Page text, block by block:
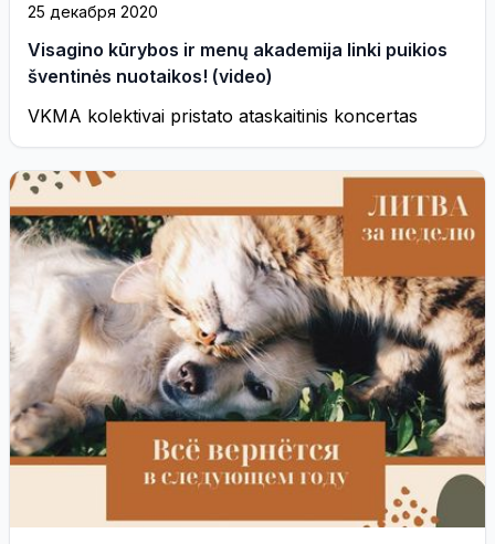
25 декабря 2020
Visagino kūrybos ir menų akademija linki puikios
šventinės nuotaikos! (video)
VKMA kolektivai pristato ataskaitinis koncertas